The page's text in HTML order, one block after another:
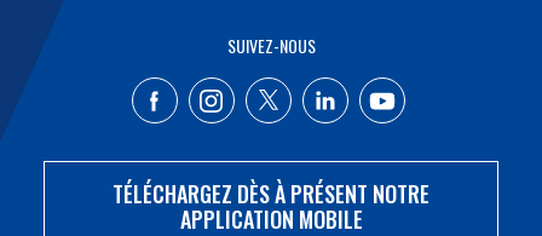
SUIVEZ-NOUS
TÉLÉCHARGEZ DÈS À PRÉSENT NOTRE
APPLICATION MOBILE